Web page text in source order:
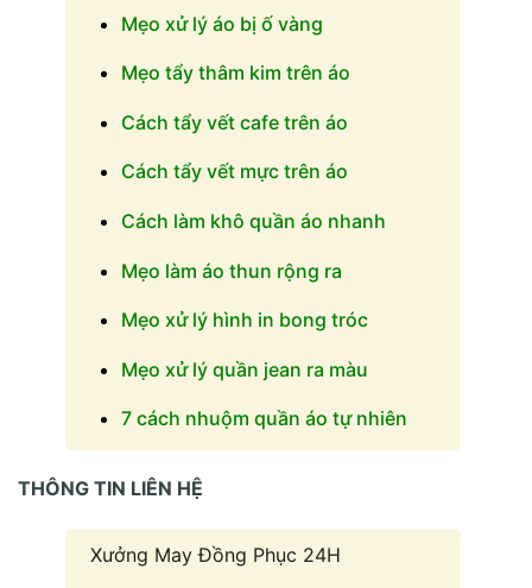
Mẹo xử lý áo bị ố vàng
Mẹo tẩy thâm kim trên áo
Cách tẩy vết cafe trên áo
Cách tẩy vết mực trên áo
Cách làm khô quần áo nhanh
Mẹo làm áo thun rộng ra
Mẹo xử lý hình in bong tróc
Mẹo xử lý quần jean ra màu
7 cách nhuộm quần áo tự nhiên
THÔNG TIN LIÊN HỆ
Xưởng May Đồng Phục 24H